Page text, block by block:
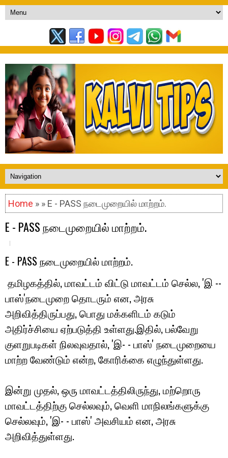
Home » » E - PASS நடைமுறையில் மாற்றம்.
E - PASS நடைமுறையில் மாற்றம்.
E - PASS நடைமுறையில் மாற்றம்.
தமிழகத்தில், மாவட்டம் விட்டு மாவட்டம் செல்ல, 'இ --
பாஸ்'நடைமுறை தொடரும் என, அரசு
அறிவித்திருப்பது, பொது மக்களிடம் கடும்
அதிர்ச்சியை ஏற்படுத்தி உள்ளது.இதில், பல்வேறு
குளறுபடிகள் நிலவுவதால், 'இ- - பாஸ்' நடைமுறையை
மாற்ற வேண்டும் என்ற, கோரிக்கை எழுந்துள்ளது.
இன்று முதல், ஒரு மாவட்டத்திலிருந்து, மற்றொரு
மாவட்டத்திற்கு செல்லவும், வெளி மாநிலங்களுக்கு
செல்லவும், 'இ- - பாஸ்' அவசியம் என, அரசு
அறிவித்துள்ளது.